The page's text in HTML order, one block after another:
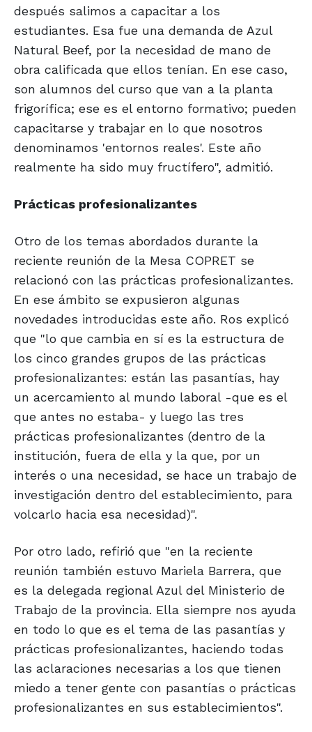
después salimos a capacitar a los
estudiantes. Esa fue una demanda de Azul
Natural Beef, por la necesidad de mano de
obra calificada que ellos tenían. En ese caso,
son alumnos del curso que van a la planta
frigorífica; ese es el entorno formativo; pueden
capacitarse y trabajar en lo que nosotros
denominamos 'entornos reales'. Este año
realmente ha sido muy fructífero", admitió.
Prácticas profesionalizantes
Otro de los temas abordados durante la
reciente reunión de la Mesa COPRET se
relacionó con las prácticas profesionalizantes.
En ese ámbito se expusieron algunas
novedades introducidas este año. Ros explicó
que "lo que cambia en sí es la estructura de
los cinco grandes grupos de las prácticas
profesionalizantes: están las pasantías, hay
un acercamiento al mundo laboral -que es el
que antes no estaba- y luego las tres
prácticas profesionalizantes (dentro de la
institución, fuera de ella y la que, por un
interés o una necesidad, se hace un trabajo de
investigación dentro del establecimiento, para
volcarlo hacia esa necesidad)".
Por otro lado, refirió que "en la reciente
reunión también estuvo Mariela Barrera, que
es la delegada regional Azul del Ministerio de
Trabajo de la provincia. Ella siempre nos ayuda
en todo lo que es el tema de las pasantías y
prácticas profesionalizantes, haciendo todas
las aclaraciones necesarias a los que tienen
miedo a tener gente con pasantías o prácticas
profesionalizantes en sus establecimientos".